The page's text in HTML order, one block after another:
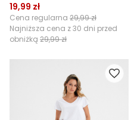
19,99 zł
Cena regularna 29,99 zł
Najniższa cena z 30 dni przed
obniżką 29,99 zł